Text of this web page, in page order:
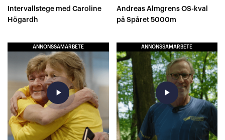
Intervallstege med Caroline
Högardh
Andreas Almgrens OS-kval
på Spåret 5000m
ANNONSSAMARBETE
play_arrow
ANNONSSAMARBETE
play_arrow